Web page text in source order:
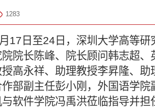
1283
17 日至24 日，深圳大学高等
院长陈峰、院长顾问韩志超
高永祥、助理教授李昇隆、
部副主任彭小刚，外国语学
软件学院冯禹洪莅临指导并担